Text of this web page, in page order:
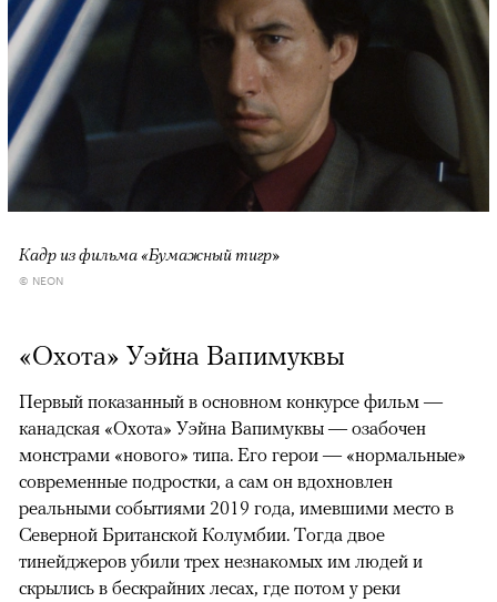
Кадр из фильма «Бумажный тигр»
© NEON
«Охота» Уэйна Вапимуквы
Первый показанный в основном конкурсе фильм —
канадская «Охота» Уэйна Вапимуквы — озабочен
монстрами «нового» типа. Его герои — «нормальные»
современные подростки, а сам он вдохновлен
реальными событиями 2019 года, имевшими место в
Северной Британской Колумбии. Тогда двое
тинейджеров убили трех незнакомых им людей и
скрылись в бескрайних лесах, где потом у реки